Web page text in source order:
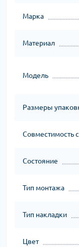
Марка
Материал
Модель
Размеры
Совместимость
Состояние
Тип монтажа
Тип накладки
Цвет